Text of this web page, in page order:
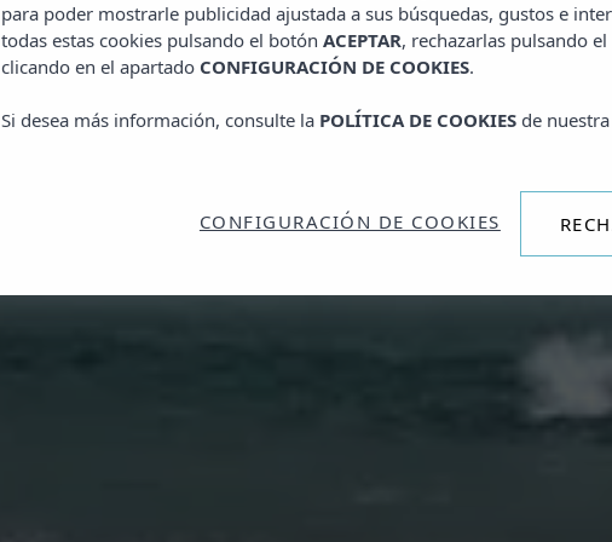
para poder mostrarle publicidad ajustada a sus búsquedas, gustos e
todas estas cookies pulsando el botón ACEPTAR, rechazarlas pulsando
clicando en el apartado CONFIGURACIÓN DE COOKIES.
Si desea más información, consulte la POLÍTICA DE COOKIESde
CONFIGURACIÓN DE COOKIES